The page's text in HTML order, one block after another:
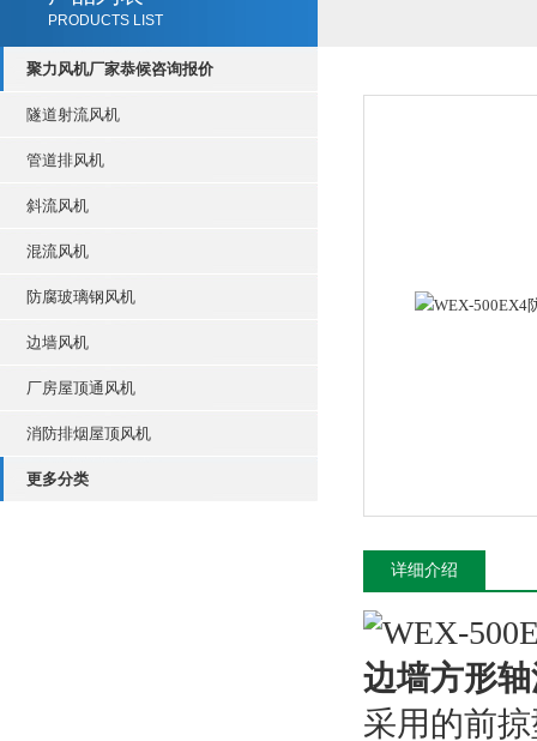
PRODUCTS LIST
聚力风机厂家恭候咨询报价
隧道射流风机
管道排风机
斜流风机
混流风机
防腐玻璃钢风机
边墙风机
厂房屋顶通风机
消防排烟屋顶风机
更多分类
详细介绍
边墙方形
采用的前